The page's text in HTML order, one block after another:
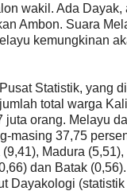
wakil. Ada Dayak,
Ambon. Suara
kemungkinan
Statistik, yang
total warga
juta orang. Melayu
masing 37,75
Madura
dan Batak (0,56).
Dayakologi